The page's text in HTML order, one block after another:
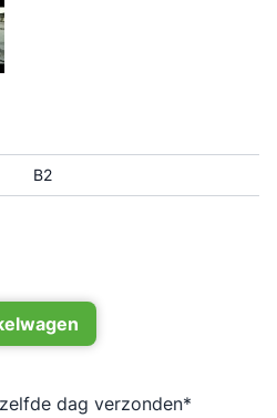
B2
dag verzonden*